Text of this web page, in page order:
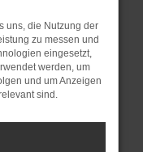
Laden
anderen
Fenster?
uns, die Nutzung der
zu messen und
eingesetzt,
werden, um
und um Anzeigen
sind.